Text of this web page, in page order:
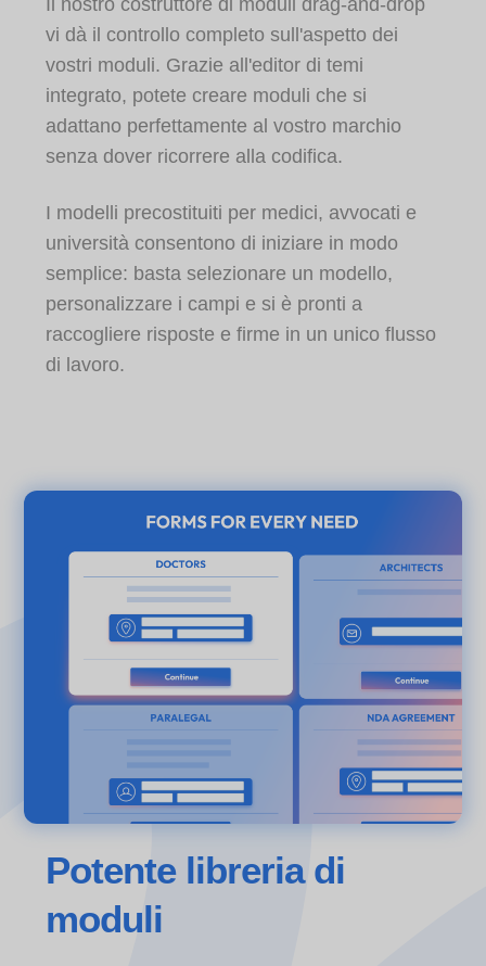
Il nostro costruttore di moduli drag-and-drop
vi dà il controllo completo sull'aspetto dei
vostri moduli. Grazie all'editor di temi
integrato, potete creare moduli che si
adattano perfettamente al vostro marchio
senza dover ricorrere alla codifica.
I modelli precostituiti per medici, avvocati e
università consentono di iniziare in modo
semplice: basta selezionare un modello,
personalizzare i campi e si è pronti a
raccogliere risposte e firme in un unico flusso
di lavoro.
Potente libreria di
moduli